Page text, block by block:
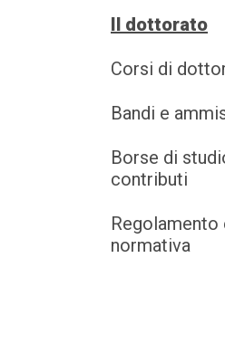
Il dottorato
Corsi di
Bandi e
Borse di
contributi
Regolamento
normativa